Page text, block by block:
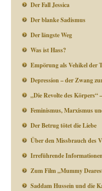
Der Fall Jessica
Der blanke Sadismus
Der längste Weg
Was ist Hass?
Empörung als Vehikel der
Depression – der Zwang
„Die Revolte des Körpers“
Feminismus, Marxismus
Der Betrug tötet die Liebe
Über den Missbrauch des
Irreführende
Zum Film „Mummy
Saddam Hussein und die